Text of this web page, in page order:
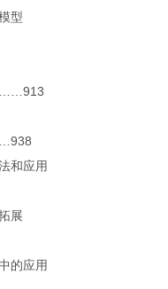
型
和应用
展
的应用